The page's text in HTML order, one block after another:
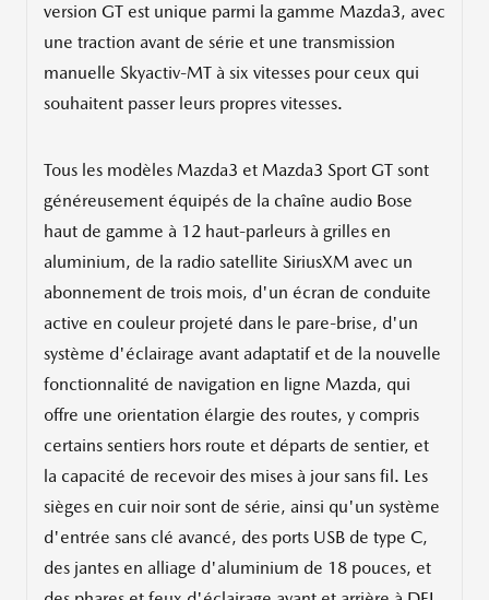
version GT est unique parmi la gamme Mazda3, avec
une traction avant de série et une transmission
manuelle Skyactiv-MT à six vitesses pour ceux qui
souhaitent passer leurs propres vitesses.
Tous les modèles Mazda3 et Mazda3 Sport GT sont
généreusement équipés de la chaîne audio Bose
haut de gamme à 12 haut-parleurs à grilles en
aluminium, de la radio satellite SiriusXM avec un
abonnement de trois mois, d'un écran de conduite
active en couleur projeté dans le pare-brise, d'un
système d'éclairage avant adaptatif et de la nouvelle
fonctionnalité de navigation en ligne Mazda, qui
offre une orientation élargie des routes, y compris
certains sentiers hors route et départs de sentier, et
la capacité de recevoir des mises à jour sans fil. Les
sièges en cuir noir sont de série, ainsi qu'un système
d'entrée sans clé avancé, des ports USB de type C,
des jantes en alliage d'aluminium de 18 pouces, et